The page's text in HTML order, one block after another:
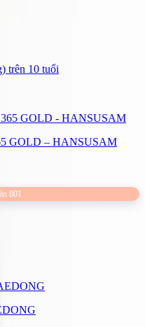
trên 10 tuổi
GOLD – HANSUSAM
801